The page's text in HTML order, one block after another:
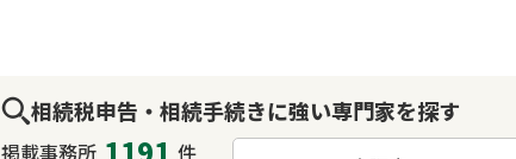
相続税申告・相続手続きに強い専門家を探す
掲載事務所 件